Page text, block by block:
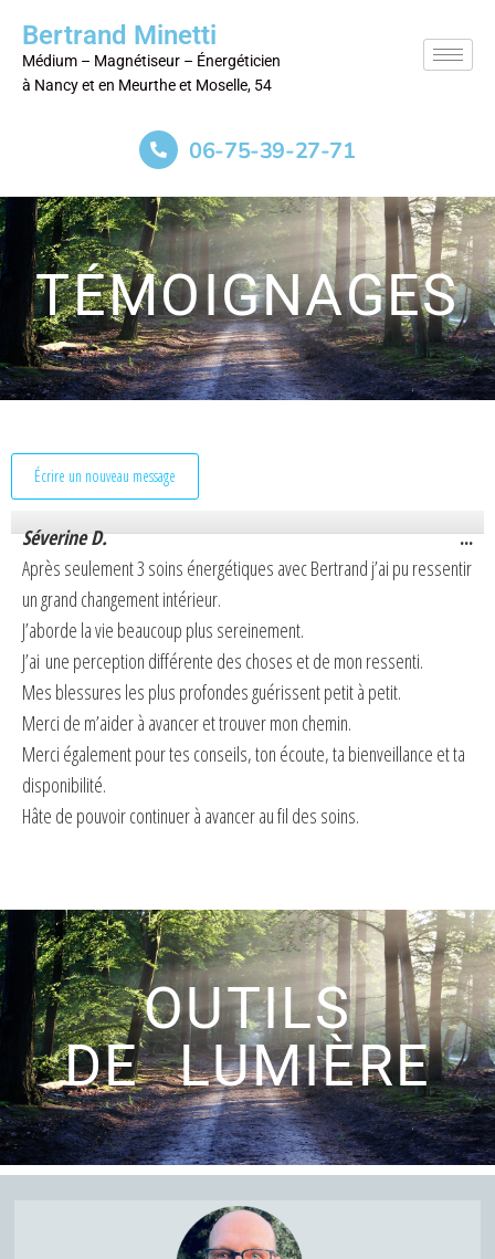
Bertrand Minetti
Médium – Magnétiseur – Énergéticien
à Nancy et en Meurthe et Moselle, 54
06-75-39-27-71
TÉMOIGNAGES
Séverine D.
Après seulement 3 soins énergétiques avec Bertrand j’ai pu ressentir
un grand changement intérieur.
J’aborde la vie beaucoup plus sereinement.
J’ai une perception différente des choses et de mon ressenti.
Mes blessures les plus profondes guérissent petit à petit.
Merci de m’aider à avancer et trouver mon chemin.
Merci également pour tes conseils, ton écoute, ta bienveillance et ta
disponibilité.
Hâte de pouvoir continuer à avancer au fil des soins.
...
OUTILS
DE LUMIÈRE